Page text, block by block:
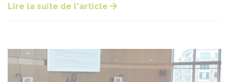
Lire la suite de l'article